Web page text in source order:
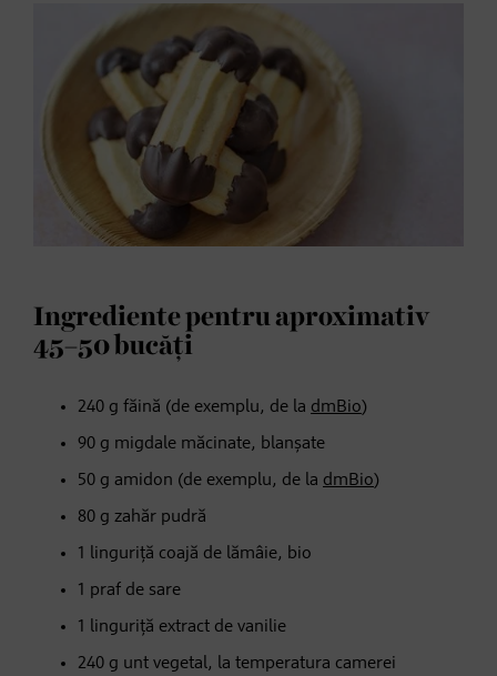
Ingrediente pentru aproximativ
45–50 bucăți
240 g făină (de exemplu, de la dmBio)
90 g migdale măcinate, blanșate
50 g amidon (de exemplu, de la dmBio)
80 g zahăr pudră
1 linguriță coajă de lămâie, bio
1 praf de sare
1 linguriță extract de vanilie
240 g unt vegetal, la temperatura camerei